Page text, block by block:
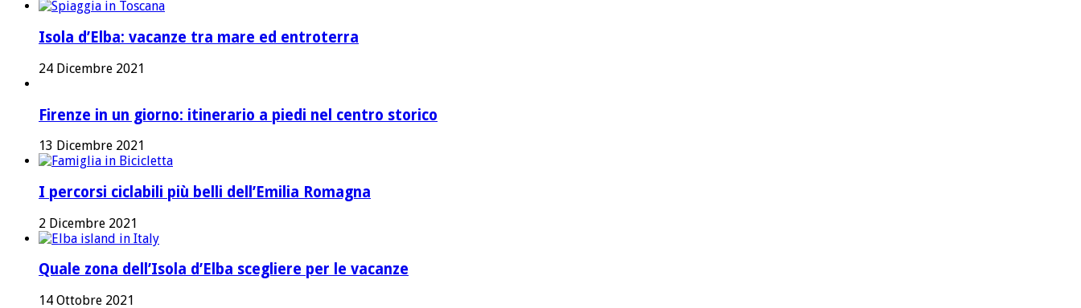
Isola d’Elba: vacanze tra mare ed entroterra
24 Dicembre 2021
Firenze in un giorno: itinerario a piedi nel centro storico
13 Dicembre 2021
I percorsi ciclabili più belli dell’Emilia Romagna
2 Dicembre 2021
Quale zona dell’Isola d’Elba scegliere per le vacanze
14 Ottobre 2021